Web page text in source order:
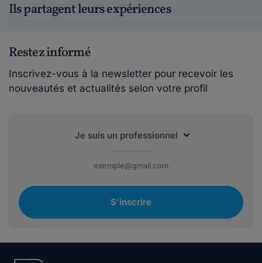
Ils partagent leurs expériences
Restez informé
Inscrivez-vous à la newsletter pour recevoir les
nouveautés et actualités selon votre profil
S'inscrire